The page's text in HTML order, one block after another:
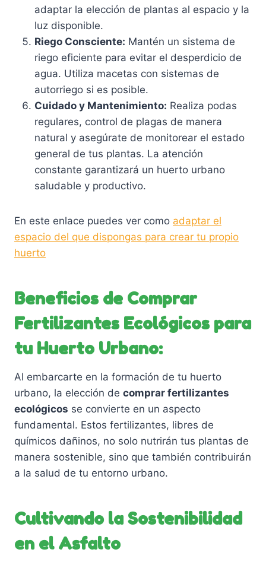
adaptar la elección de plantas al espacio y la
luz disponible.
Riego Consciente: Mantén un sistema de
riego eficiente para evitar el desperdicio de
agua. Utiliza macetas con sistemas de
autorriego si es posible.
Cuidado y Mantenimiento: Realiza podas
regulares, control de plagas de manera
natural y asegúrate de monitorear el estado
general de tus plantas. La atención
constante garantizará un huerto urbano
saludable y productivo.
En este enlace puedes ver como adaptar el
espacio del que dispongas para crear tu propio
huerto
Beneficios de Comprar
Fertilizantes Ecológicos para
tu Huerto Urbano:
Al embarcarte en la formación de tu huerto
urbano, la elección de comprar fertilizantes
ecológicos se convierte en un aspecto
fundamental. Estos fertilizantes, libres de
químicos dañinos, no solo nutrirán tus plantas de
manera sostenible, sino que también contribuirán
a la salud de tu entorno urbano.
Cultivando la Sostenibilidad
en el Asfalto